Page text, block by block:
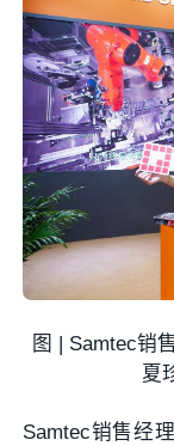
图 | Samtec销
夏
Samtec销售经